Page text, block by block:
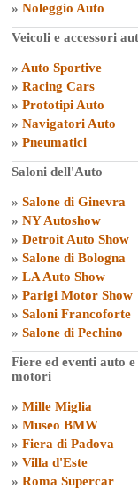
» Noleggio Auto
Veicoli e accessori
» Auto Sportive
» Racing Cars
» Prototipi Auto
» Navigatori Auto
» Pneumatici
Saloni dell'Auto
» Salone di Ginevra
» NY Autoshow
» Detroit Auto Show
» Salone di Bologna
» LA Auto Show
» Parigi Motor Show
» Saloni Francoforte
» Salone di Pechino
Fiere ed eventi auto e
motori
» Mille Miglia
» Museo BMW
» Fiera di Padova
» Villa d'Este
» Roma Supercar